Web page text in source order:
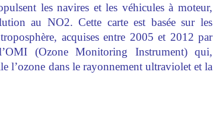
les navires et les véhicules à moteur,
au NO2. Cette carte est basée sur les
troposphère, acquises entre 2005 et 2012 par
(Ozone Monitoring Instrument) qui,
l’ozone dans le rayonnement ultraviolet et la